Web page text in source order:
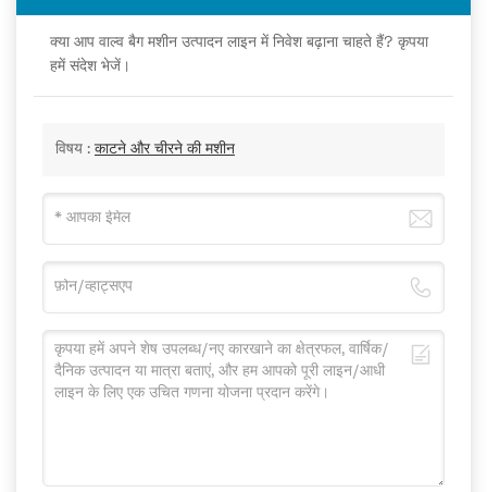
क्या आप वाल्व बैग मशीन उत्पादन लाइन में निवेश बढ़ाना चाहते हैं? कृपया
हमें संदेश भेजें।
विषय : काटने और चीरने की मशीन